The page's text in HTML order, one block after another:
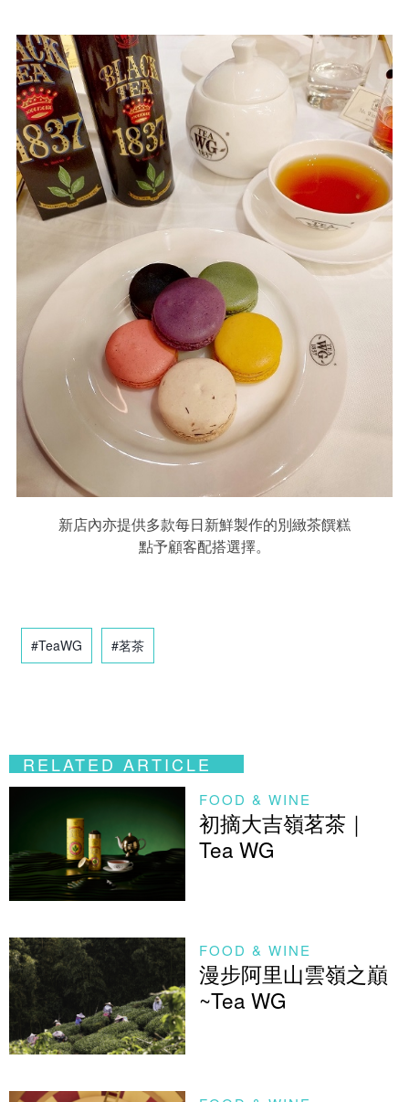
新店內亦提供多款每日新鮮製作的別緻茶饌糕
點予顧客配搭選擇。
#TeaWG #茗茶
RELATED ARTICLE
FOOD & WINE
初摘大吉嶺茗茶｜
Tea WG
FOOD & WINE
漫步阿里山雲嶺之巔
~Tea WG